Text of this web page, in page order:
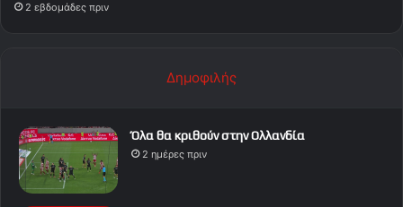
2 εβδομάδες πριν
Δημοφιλής
Όλα θα κριθούν στην Ολλανδία
2 ημέρες πριν